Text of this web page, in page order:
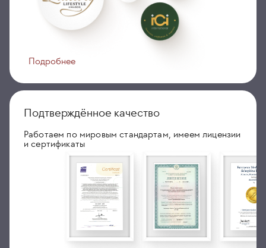
Подробнее
Подтверждённое качество
Работаем по мировым стандартам, имеем лицензии
и сертификаты